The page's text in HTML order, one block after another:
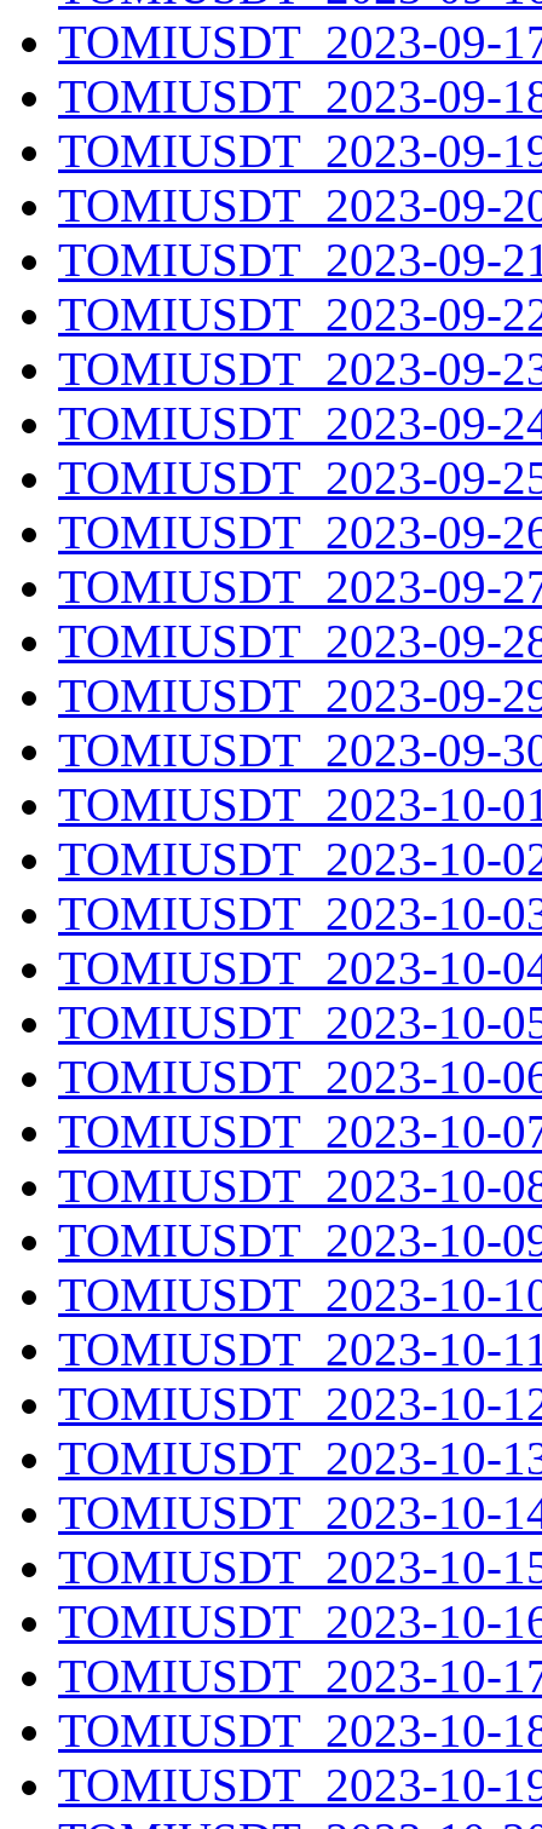
TOMIUSDT_2023-09-
TOMIUSDT_2023-09-
TOMIUSDT_2023-09-
TOMIUSDT_2023-09-
TOMIUSDT_2023-09-
TOMIUSDT_2023-09-
TOMIUSDT_2023-09-
TOMIUSDT_2023-09-
TOMIUSDT_2023-09-
TOMIUSDT_2023-09-
TOMIUSDT_2023-09-
TOMIUSDT_2023-09-
TOMIUSDT_2023-09-
TOMIUSDT_2023-09-
TOMIUSDT_2023-10-
TOMIUSDT_2023-10-
TOMIUSDT_2023-10-
TOMIUSDT_2023-10-
TOMIUSDT_2023-10-
TOMIUSDT_2023-10-
TOMIUSDT_2023-10-
TOMIUSDT_2023-10-
TOMIUSDT_2023-10-
TOMIUSDT_2023-10-
TOMIUSDT_2023-10-
TOMIUSDT_2023-10-
TOMIUSDT_2023-10-
TOMIUSDT_2023-10-
TOMIUSDT_2023-10-
TOMIUSDT_2023-10-
TOMIUSDT_2023-10-
TOMIUSDT_2023-10-
TOMIUSDT_2023-10-